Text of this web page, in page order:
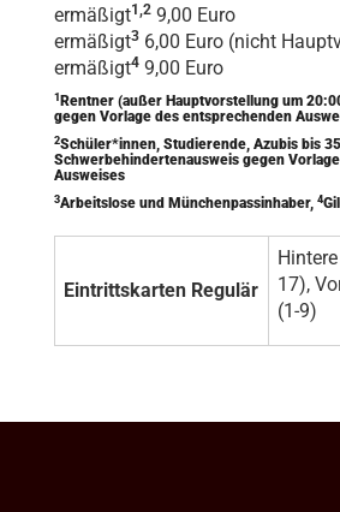
ermäßigt1,2 9,00 Euro
ermäßigt3 6,00 Euro (nicht
ermäßigt4 9,00 Euro
1 Rentner (außer Hauptvorstellung um
gegen Vorlage des entsprechenden
2Schüler*innen, Studierende, Azubis bis
Schwerbehindertenausweis gegen
Ausweises
3Arbeitslose und Münchenpassinhaber, 4
Eintrittskarten Regulär
17),
(1-9)